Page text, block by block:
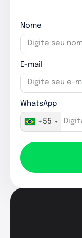
Nome
E-mail
WhatsApp
+55